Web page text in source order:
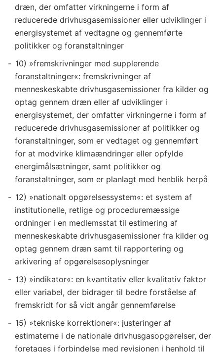
dræn, der omfatter virkningerne i form af
reducerede drivhusgasemissioner eller udviklinger i
energisystemet af vedtagne og gennemførte
politikker og foranstaltninger
10) »fremskrivninger med supplerende
foranstaltninger«: fremskrivninger af
menneskeskabte drivhusgasemissioner fra kilder og
optag gennem dræn eller af udviklinger i
energisystemet, der omfatter virkningerne i form af
reducerede drivhusgasemissioner af politikker og
foranstaltninger, som er vedtaget og gennemført
for at modvirke klimaændringer eller opfylde
energimålsætninger, samt politikker og
foranstaltninger, som er planlagt med henblik herpå
12) »nationalt opgørelsessystem«: et system af
institutionelle, retlige og proceduremæssige
ordninger i en medlemsstat til estimering af
menneskeskabte drivhusgasemissioner fra kilder og
optag gennem dræn samt til rapportering og
arkivering af opgørelsesoplysninger
13) »indikator«: en kvantitativ eller kvalitativ faktor
eller variabel, der bidrager til bedre forståelse af
fremskridt for så vidt angår gennemførelse
15) »tekniske korrektioner«: justeringer af
estimaterne i de nationale drivhusgasopgørelser, der
foretages i forbindelse med revisionen i henhold til